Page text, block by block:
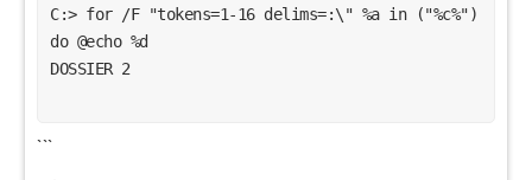
C:> for /F "tokens=1-16 delims=:\" %a in ("%c%")
do @echo %d
DOSSIER 2
```